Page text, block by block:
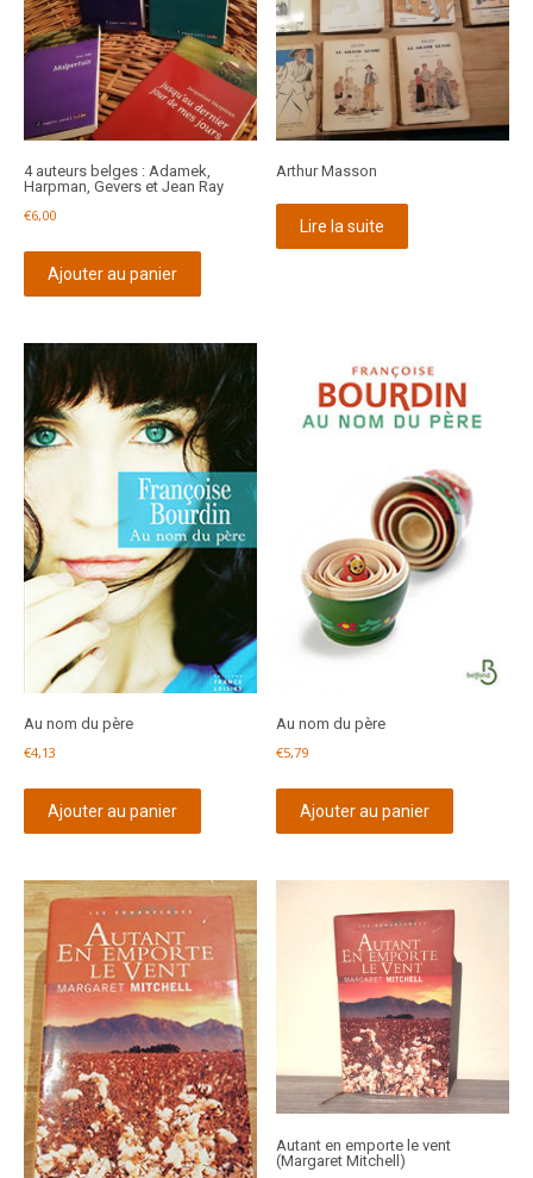
4 auteurs belges : Adamek,
Harpman, Gevers et Jean Ray
€6,00
Ajouter au panier
Arthur Masson
Lire la suite
Au nom du père
€4,13
Ajouter au panier
Au nom du père
€5,79
Ajouter au panier
Autant en emporte le vent
(Margaret Mitchell)